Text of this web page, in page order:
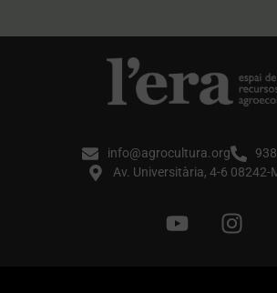
info@agrocultura.org
Av. Universitària, 4-6 08242-